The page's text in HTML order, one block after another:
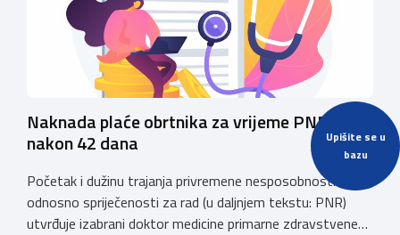
Upišite se u
bazu
Naknada plaće obrtnika za vrijeme PNR
nakon 42 dana
Početak i dužinu trajanja privremene nesposobnosti
odnosno spriječenosti za rad (u daljnjem tekstu: PNR)
utvrđuje izabrani doktor medicine primarne zdravstvene